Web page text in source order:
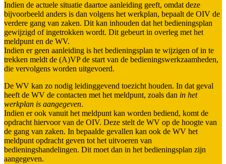
Indien de actuele situatie daartoe aanleiding geeft, omdat deze
bijvoorbeeld anders is dan volgens het werkplan, bepaalt de OIV de
verdere gang van zaken. Dit kan inhouden dat het bedieningsplan
gewijzigd of ingetrokken wordt. Dit gebeurt in overleg met het
meldpunt en de WV.
Indien er geen aanleiding is het bedieningsplan te wijzigen of in te
trekken meldt de (A)VP de start van de bedieningswerkzaamheden,
die vervolgens worden uitgevoerd.
De WV kan zo nodig leidinggevend toezicht houden. In dat geval
heeft de WV de contacten met het meldpunt, zoals dan in het
werkplan is aangegeven.
Indien er ook vanuit het meldpunt kan worden bediend, komt de
opdracht hiervoor van de OIV. Deze stelt de WV op de hoogte van
de gang van zaken. In bepaalde gevallen kan ook de WV het
meldpunt opdracht geven tot het uitvoeren van
bedieningshandelingen. Dit moet dan in het bedieningsplan zijn
aangegeven.